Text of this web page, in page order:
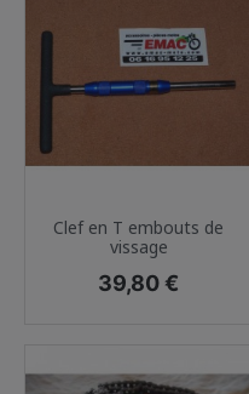
Clef en T embouts de
vissage
Prix
39,80 €